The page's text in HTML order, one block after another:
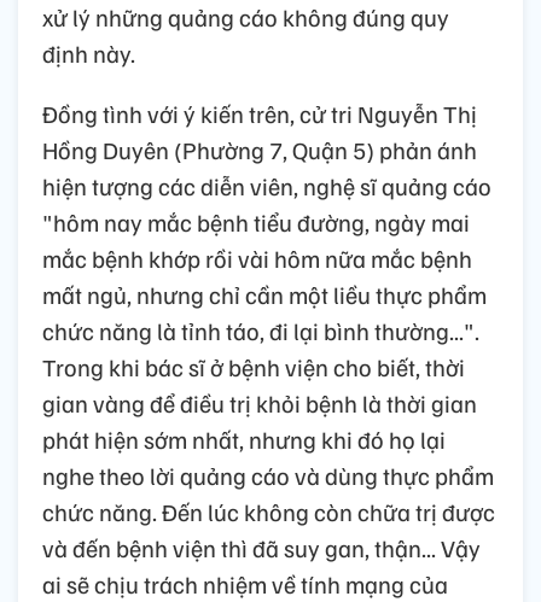
xử lý những quảng cáo không đúng quy
định này.
Đồng tình với ý kiến trên, cử tri Nguyễn Thị
Hồng Duyên (Phường 7, Quận 5) phản ánh
hiện tượng các diễn viên, nghệ sĩ quảng cáo
"hôm nay mắc bệnh tiểu đường, ngày mai
mắc bệnh khớp rồi vài hôm nữa mắc bệnh
mất ngủ, nhưng chỉ cần một liều thực phẩm
chức năng là tỉnh táo, đi lại bình thường...".
Trong khi bác sĩ ở bệnh viện cho biết, thời
gian vàng để điều trị khỏi bệnh là thời gian
phát hiện sớm nhất, nhưng khi đó họ lại
nghe theo lời quảng cáo và dùng thực phẩm
chức năng. Đến lúc không còn chữa trị được
và đến bệnh viện thì đã suy gan, thận... Vậy
ai sẽ chịu trách nhiệm về tính mạng của